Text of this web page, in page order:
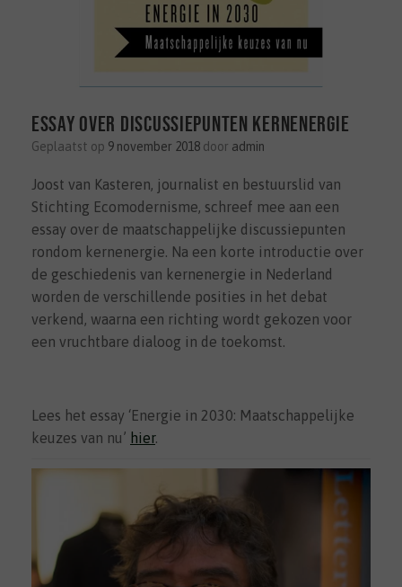
Essay over discussiepunten kernenergie
Geplaatst op 9 november 2018 door admin
Joost van Kasteren, journalist en bestuurslid van
Stichting Ecomodernisme, schreef mee aan een
essay over de maatschappelijke discussiepunten
rondom kernenergie. Na een korte introductie over
de geschiedenis van kernenergie in Nederland
worden de verschillende posities in het debat
verkend, waarna een richting wordt gekozen voor
een vruchtbare dialoog in de toekomst.
Lees het essay ‘Energie in 2030: Maatschappelijke
keuzes van nu’ hier.